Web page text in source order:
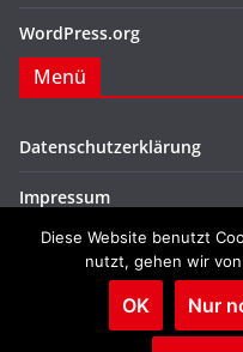
WordPress.org
Menü
Datenschutzerklärung
Impressum
Copyright © 2026SPD
Diese Website benutzt
nutzt, gehen wir
OK Nur